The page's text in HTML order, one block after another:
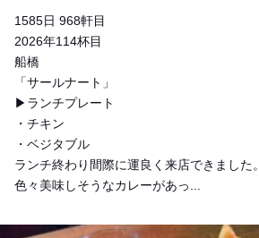
1585日 968軒目
2026年114杯目
船橋
「サールナート」
▶︎ランチプレート
・チキン
・ベジタブル
ランチ終わり間際に運良く来店できました。
色々美味しそうなカレーがあっ...